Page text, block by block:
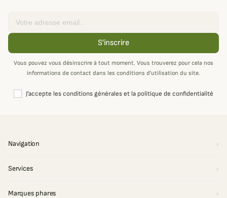
S'inscrire
Vous pouvez vous désinscrire à tout moment. Vous trouverez pour cela nos
informations de contact dans les conditions d'utilisation du site.
J'accepte les conditions générales et la politique de confidentialité
Navigation
Services
Marques phares